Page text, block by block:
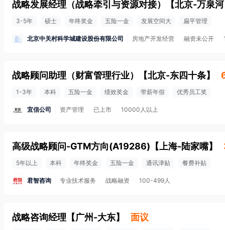
战略发展经理（战略牵引与资源对接） 【北京-万泉河
3-5年 硕士 年终奖金 五险一金 发展空间大 扁平管理
北京中关村科学城建设股份有限公司 房地产开发经营 融资未公开
战略顾问助理（财富管理行业） 【北京-东四十条】
1-3年 本科 五险一金 绩效奖金 带薪年假 优秀员工奖
宜信公司 资产管理 已上市 10000人以上
高级战略顾问-GTM方向(A19286) 【 上海-陆家嘴】
5年以上 本科 年终奖金 五险一金 通讯津贴 餐费补贴
君智咨询 专业技术服务 战略融资 100-499人
战略咨询经理 【广州-大东】 面议